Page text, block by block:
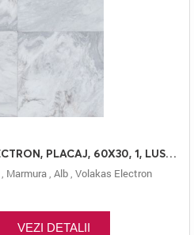
MARMURA, VOLAKAS ELECTRON, PLACAJ, 60X30, 1, LUSTRUIT
Marmura Alb Volakas Electron
VEZI DETALII